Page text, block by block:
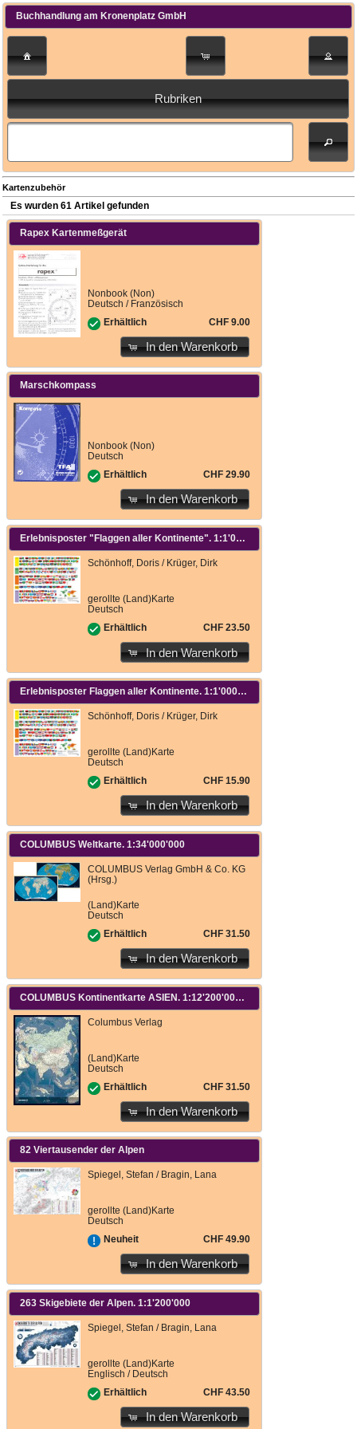
Buchhandlung am Kronenplatz GmbH
Rubriken
Kartenzubehör
Es wurden 61 Artikel gefunden
Rapex Kartenmeßgerät
Nonbook (Non)
Deutsch / Französisch
Erhältlich
CHF 9.00
In den Warenkorb
Marschkompass
Nonbook (Non)
Deutsch
Erhältlich
CHF 29.90
In den Warenkorb
Erlebnisposter "Flaggen aller Kontinente". 1:1'000
Schönhoff, Doris / Krüger, Dirk
gerollte (Land)Karte
Deutsch
Erhältlich
CHF 23.50
In den Warenkorb
Erlebnisposter Flaggen aller Kontinente. 1:1'000
Schönhoff, Doris / Krüger, Dirk
gerollte (Land)Karte
Deutsch
Erhältlich
CHF 15.90
In den Warenkorb
COLUMBUS Weltkarte. 1:34'000'000
COLUMBUS Verlag GmbH & Co. KG
(Hrsg.)
(Land)Karte
Deutsch
Erhältlich
CHF 31.50
In den Warenkorb
COLUMBUS Kontinentkarte ASIEN. 1:12'200'000
Columbus Verlag
(Land)Karte
Deutsch
Erhältlich
CHF 31.50
In den Warenkorb
82 Viertausender der Alpen
Spiegel, Stefan / Bragin, Lana
gerollte (Land)Karte
Deutsch
Neuheit
CHF 49.90
In den Warenkorb
263 Skigebiete der Alpen. 1:1'200'000
Spiegel, Stefan / Bragin, Lana
gerollte (Land)Karte
Englisch / Deutsch
Erhältlich
CHF 43.50
In den Warenkorb